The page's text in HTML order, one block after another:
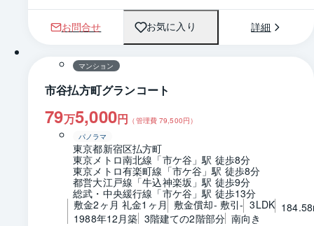
お問合せ お気に入り 詳細
1 / 0 間取り
マンション
市谷払方町グランコート
79万5,000円 （管理費79,500円）
パノラマ
東京都新宿区払方町
東京メトロ南北線「市ケ谷」駅 徒歩8分
東京メトロ有楽町線「市ケ谷」駅 徒歩8分
都営大江戸線「牛込神楽坂」駅 徒歩9分
総武・中央緩行線「市ケ谷」駅 徒歩13分
敷金2ヶ月 礼金1ヶ月 敷金償却- 敷引- 3LDK
1988年12月築 3階建ての2階部分 南向き